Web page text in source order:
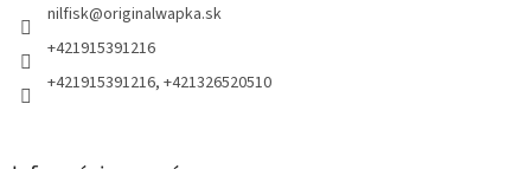
nilfisk@originalwapka.sk
+421915391216
+421915391216, +421326520510